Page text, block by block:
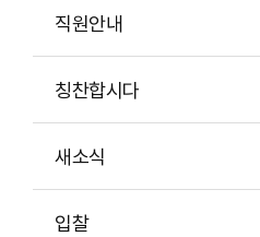
직원안내
칭찬합시다
새소식
입찰